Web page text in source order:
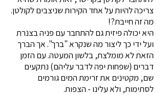
צריכה להיות על אחד הקירות שניצבים לקולטן.
מה זה חייבת?!
היא יכולה פיזית גם להתחבר עם פניה בצנרת
ועל ידי כך ליצור מה שנקרא "ברך". אך הברך
הזאת לא מומלצת, בלשון המעטה. עם הזמן
דברים (שפחות יפה לדבר עליהם) נתקעים
שם, מקטינים את זרימת המים גורמים
לסתימות, ולא עלינו - הצפות.